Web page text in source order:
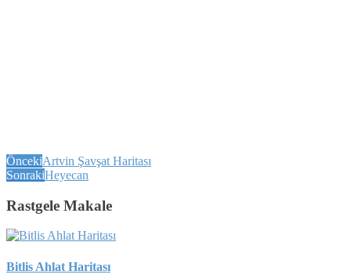
ÖncekiArtvin Şavşat Haritası
SonrakiHeyecan
Rastgele Makale
Bitlis Ahlat Haritası